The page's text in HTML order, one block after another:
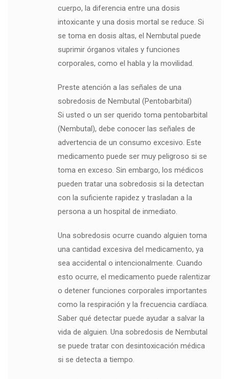
cuerpo, la diferencia entre una dosis
intoxicante y una dosis mortal se reduce. Si
se toma en dosis altas, el Nembutal puede
suprimir órganos vitales y funciones
corporales, como el habla y la movilidad.
Preste atención a las señales de una
sobredosis de Nembutal (Pentobarbital)
Si usted o un ser querido toma pentobarbital
(Nembutal), debe conocer las señales de
advertencia de un consumo excesivo. Este
medicamento puede ser muy peligroso si se
toma en exceso. Sin embargo, los médicos
pueden tratar una sobredosis si la detectan
con la suficiente rapidez y trasladan a la
persona a un hospital de inmediato.
Una sobredosis ocurre cuando alguien toma
una cantidad excesiva del medicamento, ya
sea accidental o intencionalmente. Cuando
esto ocurre, el medicamento puede ralentizar
o detener funciones corporales importantes
como la respiración y la frecuencia cardíaca.
Saber qué detectar puede ayudar a salvar la
vida de alguien. Una sobredosis de Nembutal
se puede tratar con desintoxicación médica
si se detecta a tiempo.